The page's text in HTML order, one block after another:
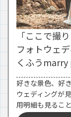
「ここで撮
フォトウェ
くふう
好きな景色、好
ウェディングが
用明細も見るこ